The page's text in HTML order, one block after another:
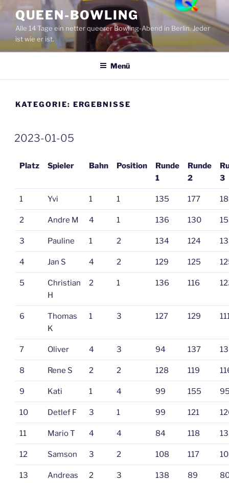
Inhalt
springen
QUEEN-BOWLING
Alle 14 Tage ein netter queerer Bowling-Abend in Berlin. Jeder
ist wie er ist.
Menü
KATEGORIE: ERGEBNISSE
VERÖFFENTLICHT
AM
2023-01-05
Platz Spieler Bahn Position
Runde
1
Runde
2
3
1 Yvi 1 1 135 177
2 Andre M 4 1 136 130
3 Pauline 1 2 134 124
4 Jan S 4 2 129 125
5
Christian
H
2 1 136 116
6
Thomas
K
1 3 127 129
7 Oliver 4 3 94 137
8 Rene S 2 2 128 119
9 Kati 1 4 99 155
10 Detlef F 3 1 99 121
11 Mario T 4 4 84 118
12 Samson 3 2 108 117
13
Andreas
2 3 138 89